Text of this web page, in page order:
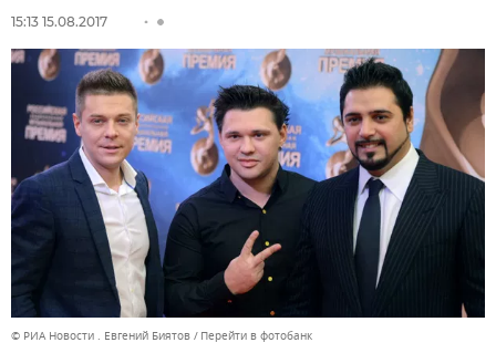
15:13 15.08.2017
© РИА Новости . Евгений Биятов Перейти в фотобанк